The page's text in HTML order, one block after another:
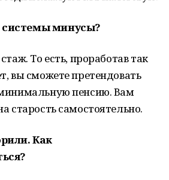
системы минусы?
То есть, проработав так
вы сможете претендовать
пенсию. Вам
старость самостоятельно.
Как